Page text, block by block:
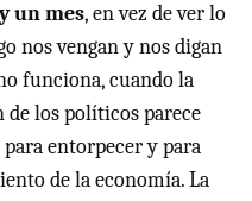
un mes, en vez de ver lo
nos vengan y nos digan
funciona, cuando la
los políticos parece
entorpecer y para
de la economía. La